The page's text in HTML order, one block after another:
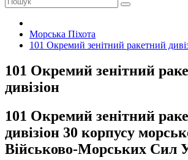
Морська Піхота
101 Окремий зенітний ракетний
101 Окремий зенітний
дивізіон
101 Окремий зенітний
дивізіон 30 корпусу
Військово-Морських Сил